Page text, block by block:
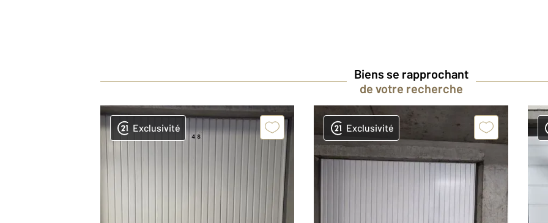
Biens se rapprochant
de votre recherche
Exclusivité Exclusivité